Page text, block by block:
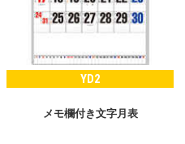
YD2
メモ欄付き文字月表